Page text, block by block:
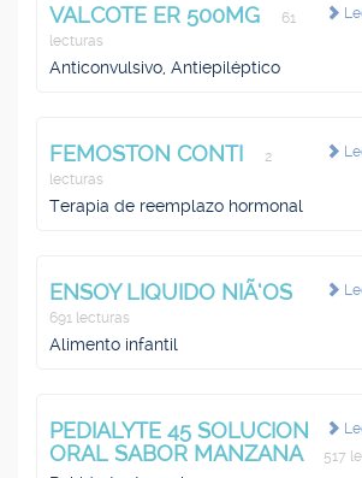
VALCOTE ER 500MG
61
lecturas
Anticonvulsivo, Antiepiléptico
FEMOSTON CONTI
2
lecturas
Terapia de reemplazo hormonal
ENSOY LIQUIDO NIÃ‘OS
691 lecturas
Alimento infantil
PEDIALYTE 45 SOLUCION
ORAL SABOR MANZANA
517